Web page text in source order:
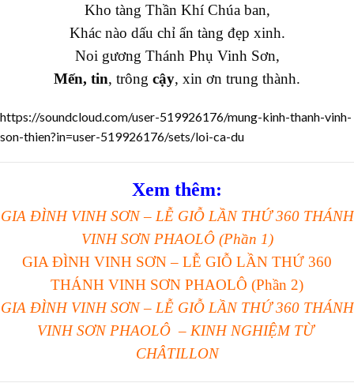
Kho tàng Thần Khí Chúa ban,
Khác nào dấu chỉ ẩn tàng đẹp xinh.
Noi gương Thánh Phụ Vinh Sơn,
Mến, tin, trông cậy, xin ơn trung thành.
https://soundcloud.com/user-519926176/mung-kinh-thanh-vinh-
son-thien?in=user-519926176/sets/loi-ca-du
Xem thêm:
GIA ĐÌNH VINH SƠN – LỄ GIỖ LẦN THỨ 360 THÁNH
VINH SƠN PHAOLÔ (Phần 1)
GIA ĐÌNH VINH SƠN – LỄ GIỖ LẦN THỨ 360
THÁNH VINH SƠN PHAOLÔ (Phần 2)
GIA ĐÌNH VINH SƠN – LỄ GIỖ LẦN THỨ 360 THÁNH
VINH SƠN PHAOLÔ – KINH NGHIỆM TỪ
CHÂTILLON